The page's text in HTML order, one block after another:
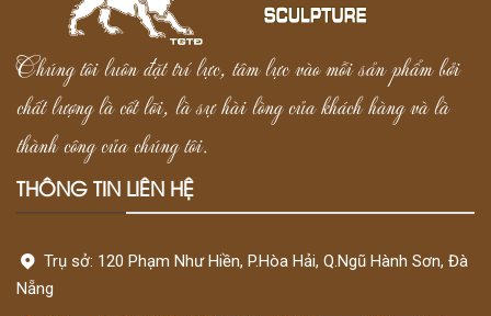
Chúng tôi luôn đặt trí lực, tâm lực vào mỗi sản phẩm bởi
chất lượng là cốt lõi, là sự hài lòng của khách hàng và là
thành công của chúng tôi.
THÔNG TIN LIÊN HỆ
Trụ sở: 120 Phạm Như Hiền, P.Hòa Hải, Q.Ngũ Hành Sơn, Đà
Nẵng